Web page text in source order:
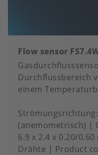
Flow sensor
Durchflussbereich
einem
Strömungsrichtung
(anemometrisch)
6.9 x 2.4 x 0.20/0.60
Drähte
Product